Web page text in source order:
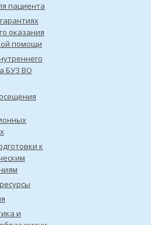
пациента
оказания
помощи
БУЗ ВО
к
и